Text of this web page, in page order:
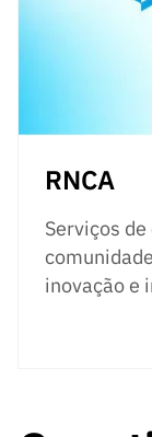
RNCA
Serviços
inovação e